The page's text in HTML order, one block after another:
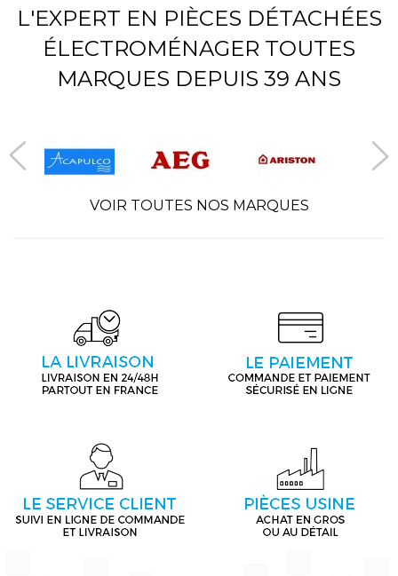
L'EXPERT EN PIÈCES DÉTACHÉES
ÉLECTROMÉNAGER TOUTES
MARQUES DEPUIS 39 ANS
VOIR TOUTES NOS MARQUES